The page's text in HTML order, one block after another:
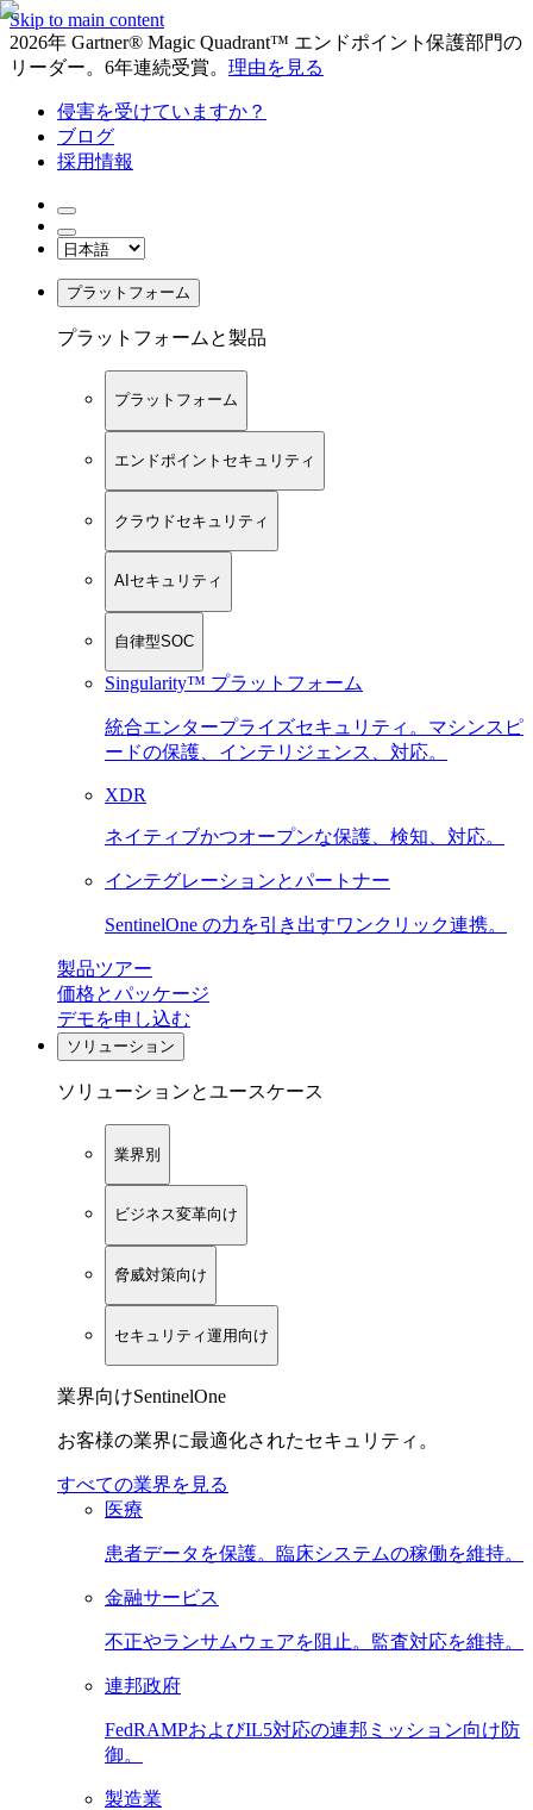
Skip to main content
2026年 Gartner® Magic Quadrant™ エンドポイント保護部門の
リーダー。6年連続受賞。 理由を見る
侵害を受けていますか？
ブログ
採用情報
プラットフォーム
プラットフォームと製品
プラットフォーム
エンドポイントセキュリティ
クラウドセキュリティ
AIセキュリティ
自律型SOC
Singularity™ プラットフォーム
統合エンタープライズセキュリティ。マシンスピ
ードの保護、インテリジェンス、対応。
XDR
ネイティブかつオープンな保護、検知、対応。
インテグレーションとパートナー
SentinelOne の力を引き出すワンクリック連携。
製品ツアー
価格とパッケージ
デモを申し込む
ソリューション
ソリューションとユースケース
業界別
ビジネス変革向け
脅威対策向け
セキュリティ運用向け
業界向けSentinelOne
お客様の業界に最適化されたセキュリティ。
すべての業界を見る
医療
患者データを保護。臨床システムの稼働を維持。
金融サービス
不正やランサムウェアを阻止。監査対応を維持。
連邦政府
FedRAMPおよびIL5対応の連邦ミッション向け防
御。
製造業